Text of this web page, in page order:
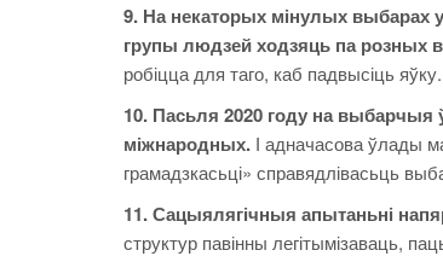
9. На некаторых мінулых выбарах
групы людзей ходзяць па розных
робіцца для таго, каб падвысіць
10. Пасьля 2020 году на выбарчыя
міжнародных. І адначасова ўлады
грамадзкасьці» справядлівасьць
11. Сацыялягічныя апытаньні
структур павінны легітымізаваць,